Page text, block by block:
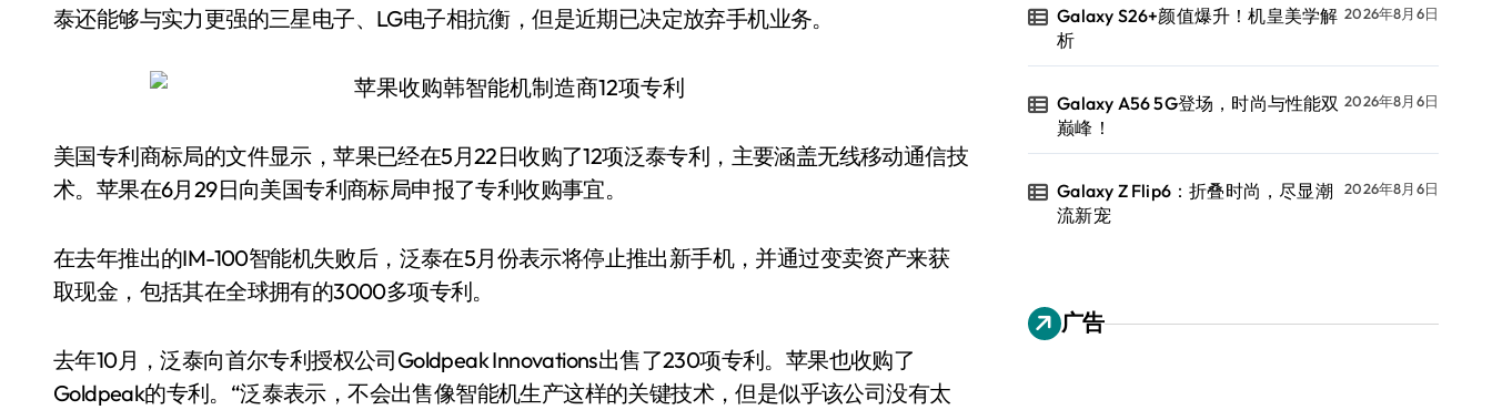
泰还能够与实力更强的三星电子、LG电子相抗衡，但是近期已决定放弃手机业务。
美国专利商标局的文件显示，苹果已经在5月22日收购了12项泛泰专利，主要涵盖无线移动通信技
术。苹果在6月29日向美国专利商标局申报了专利收购事宜。
在去年推出的IM-100智能机失败后，泛泰在5月份表示将停止推出新手机，并通过变卖资产来获
取现金，包括其在全球拥有的3000多项专利。
去年10月，泛泰向首尔专利授权公司Goldpeak Innovations出售了230项专利。苹果也收购了
Goldpeak的专利。“泛泰表示，不会出售像智能机生产这样的关键技术，但是似乎该公司没有太
Galaxy S26+颜值爆升！机皇美学解
析
2026年8月6日
Galaxy A56 5G登场，时尚与性能双
巅峰！
2026年8月6日
Galaxy Z Flip6：折叠时尚，尽显潮
流新宠
2026年8月6日
广告